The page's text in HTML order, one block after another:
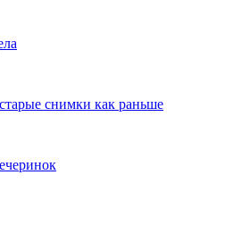
снимки как раньше